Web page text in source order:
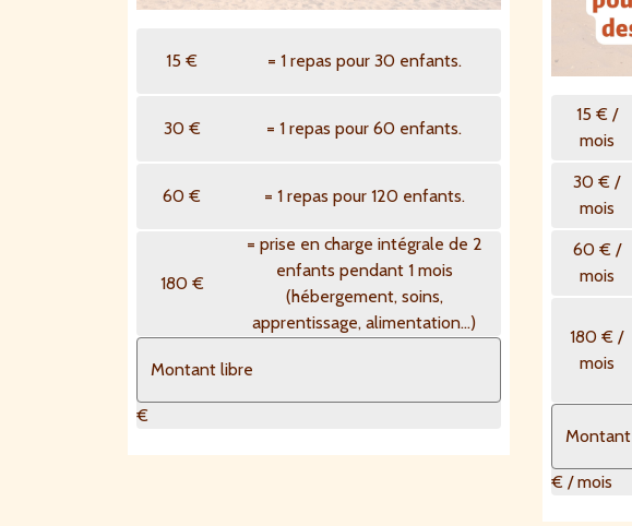
15 € = 1 repas pour 30 enfants.
30 € = 1 repas pour 60 enfants.
60 € = 1 repas pour 120 enfants.
180 €
= prise en charge intégrale de 2
enfants pendant 1 mois
(hébergement, soins,
apprentissage, alimentation...)
€
15 € /
mois
30 € /
mois
60 € /
mois
180 € /
mois
€ / mois